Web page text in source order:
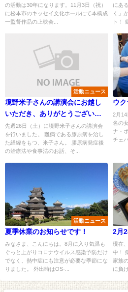
の活動は30年になります。11月3日（祝）
に松本市のキッセイ文化ホールにて本橋成
一監督作品の上映会...
にあ
く」
ト！
活動ニュース
境野米子さんの講演会にお越し
いただき、ありがとうございま
した
先週26日（土）に境野米子さんの講演会
を行いました。 難病である膠原病を治し
た経緯をもつ、米子さん。 膠原病発症後
の治療法や食事法のお話、そ...
ウク
2月
名の
ナ・
チェ
活動ニュース
夏季休業のお知らせです！
みなさま、こんにちは。8月に入り気温も
ぐっと上がりコロナウイルス感染予防だけ
でなく、熱中症にも注意が必要な季節にな
りました。 外出時はOS-...
2月
現在
中！
家族
に負